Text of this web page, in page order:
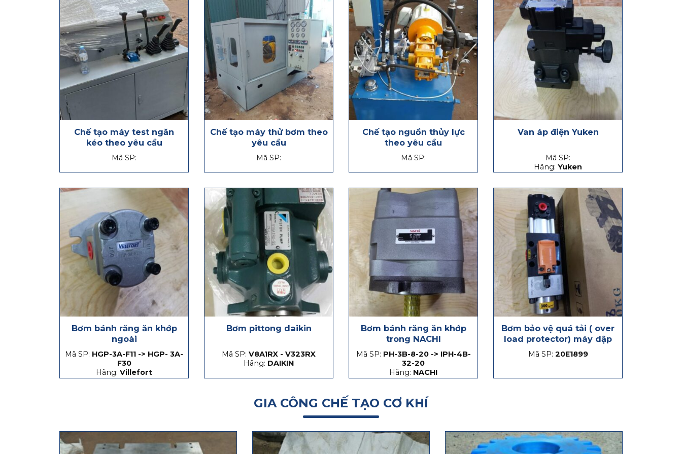
Chế tạo máy test ngăn
kéo theo yêu cầu
Mã SP:
Chế tạo máy thử bơm theo
yêu cầu
Mã SP:
Chế tạo nguồn thủy lực
theo yêu cầu
Mã SP:
Van áp điện Yuken
Mã SP:
Hãng: Yuken
Bơm bánh răng ăn khớp
ngoài
Mã SP: HGP-3A-F11 -> HGP- 3A-
F30
Hãng: Villefort
Bơm pittong daikin
Mã SP: V8A1RX - V323RX
Hãng: DAIKIN
Bơm bánh răng ăn khớp
trong NACHI
Mã SP: PH-3B-8-20 -> IPH-4B-
32-20
Hãng: NACHI
Bơm bảo vệ quá tải ( over
load protector) máy dập
Mã SP: 20E1899
GIA CÔNG CHẾ TẠO CƠ KHÍ